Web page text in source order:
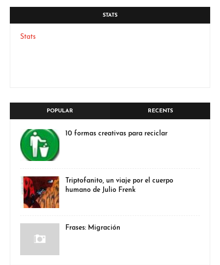
STATS
Stats
POPULAR RECENTS
10 formas creativas para reciclar
Triptofanito, un viaje por el cuerpo
humano de Julio Frenk
Frases: Migración